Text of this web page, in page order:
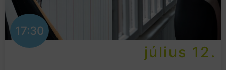
17:30
július 12.